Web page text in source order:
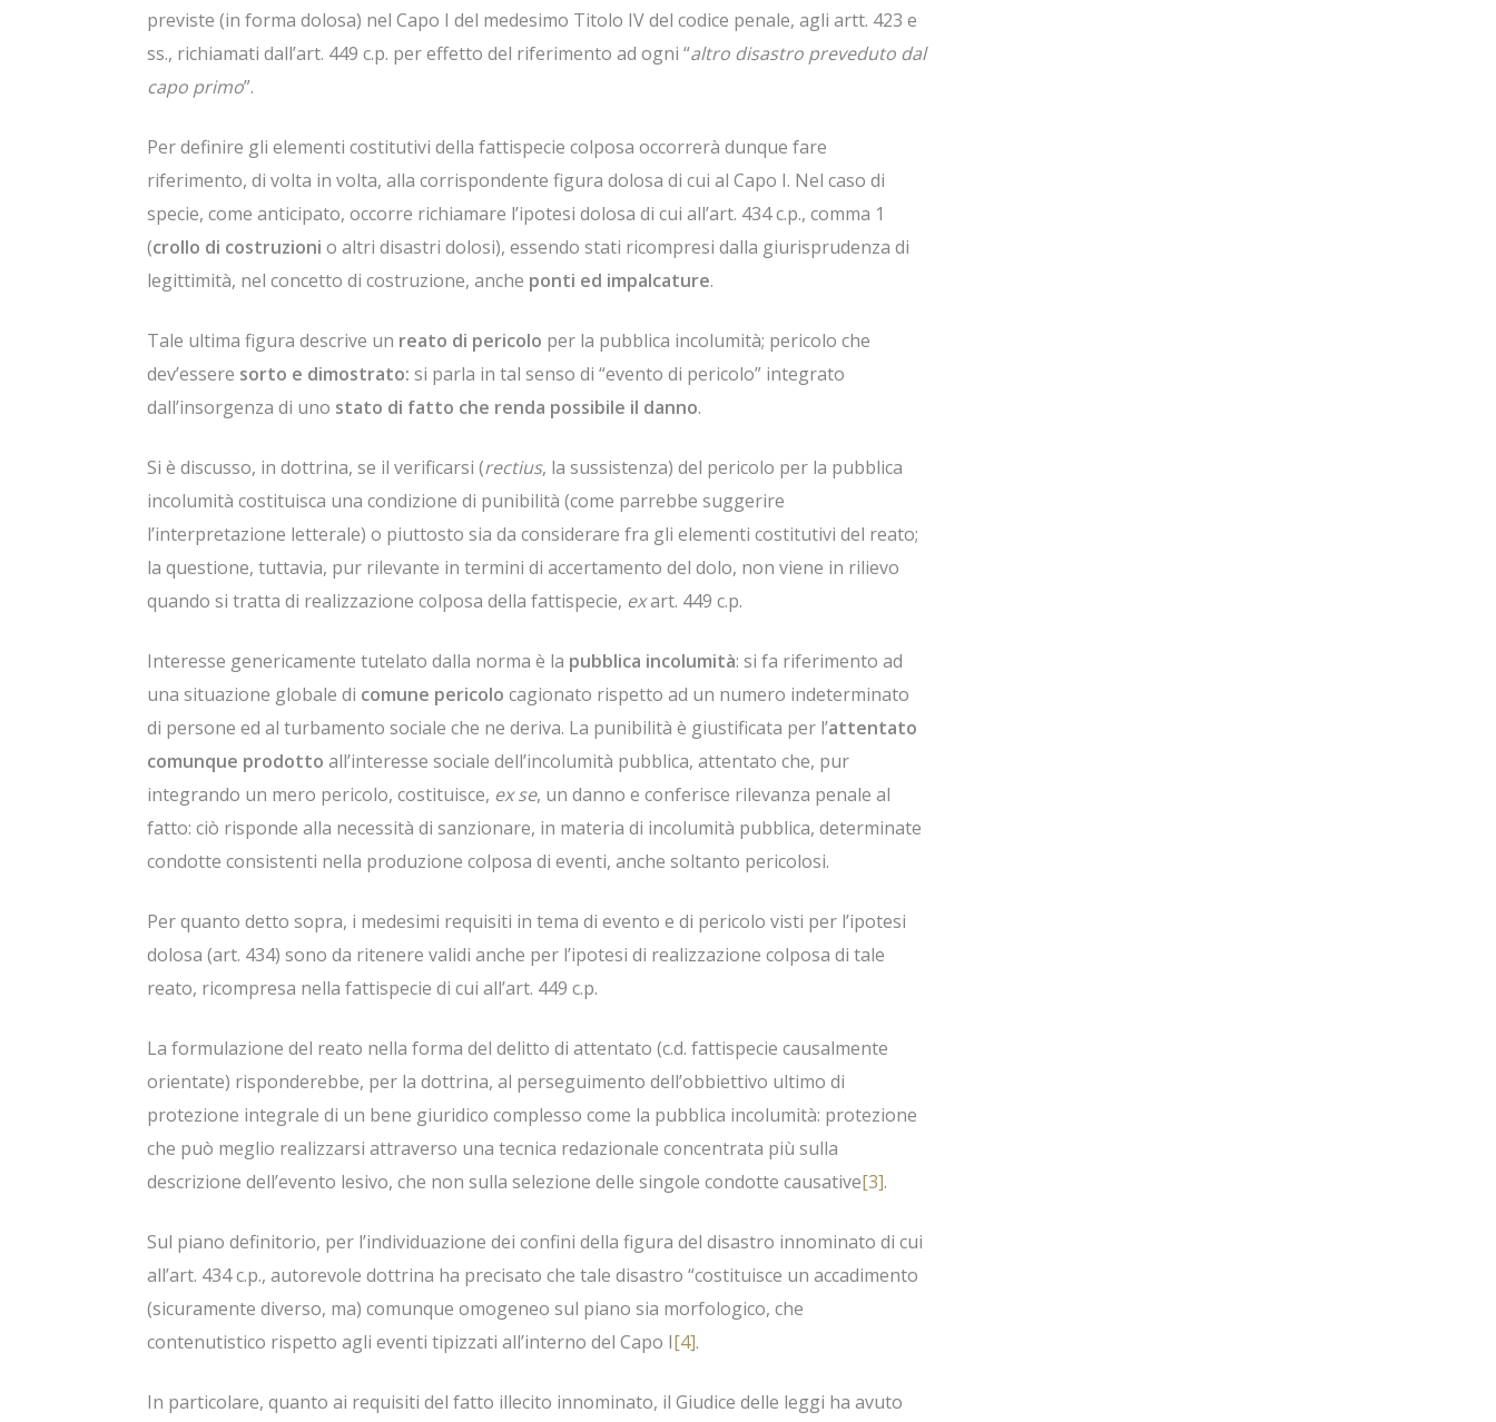
previste (in forma dolosa) nel Capo I del medesimo Titolo IV del codice penale, agli artt. 423 e
ss., richiamati dall’art. 449 c.p. per effetto del riferimento ad ogni “altro disastro preveduto dal
capo primo”.
Per definire gli elementi costitutivi della fattispecie colposa occorrerà dunque fare
riferimento, di volta in volta, alla corrispondente figura dolosa di cui al Capo I. Nel caso di
specie, come anticipato, occorre richiamare l’ipotesi dolosa di cui all’art. 434 c.p., comma 1
(crollo di costruzioni o altri disastri dolosi), essendo stati ricompresi dalla giurisprudenza di
legittimità, nel concetto di costruzione, anche ponti ed impalcature.
Tale ultima figura descrive un reato di pericolo per la pubblica incolumità; pericolo che
dev’essere sorto e dimostrato: si parla in tal senso di “evento di pericolo” integrato
dall’insorgenza di uno stato di fatto che renda possibile il danno.
Si è discusso, in dottrina, se il verificarsi (rectius, la sussistenza) del pericolo per la pubblica
incolumità costituisca una condizione di punibilità (come parrebbe suggerire
l’interpretazione letterale) o piuttosto sia da considerare fra gli elementi costitutivi del reato;
la questione, tuttavia, pur rilevante in termini di accertamento del dolo, non viene in rilievo
quando si tratta di realizzazione colposa della fattispecie, exart. 449 c.p.
Interesse genericamente tutelato dalla norma è la pubblica incolumità: si fa riferimento ad
una situazione globale di comune pericolo cagionato rispetto ad un numero indeterminato
di persone ed al turbamento sociale che ne deriva. La punibilità è giustificata per l’attentato
comunque prodotto all’interesse sociale dell’incolumità pubblica, attentato che, pur
integrando un mero pericolo, costituisce, ex se, un danno e conferisce rilevanza penale al
fatto: ciò risponde alla necessità di sanzionare, in materia di incolumità pubblica, determinate
condotte consistenti nella produzione colposa di eventi, anche soltanto pericolosi.
Per quanto detto sopra, i medesimi requisiti in tema di evento e di pericolo visti per l’ipotesi
dolosa (art. 434) sono da ritenere validi anche per l’ipotesi di realizzazione colposa di tale
reato, ricompresa nella fattispecie di cui all’art. 449 c.p.
La formulazione del reato nella forma del delitto di attentato (c.d. fattispecie causalmente
orientate) risponderebbe, per la dottrina, al perseguimento dell’obbiettivo ultimo di
protezione integrale di un bene giuridico complesso come la pubblica incolumità: protezione
che può meglio realizzarsi attraverso una tecnica redazionale concentrata più sulla
descrizione dell’evento lesivo, che non sulla selezione delle singole condotte causative[3].
Sul piano definitorio, per l’individuazione dei confini della figura del disastro innominato di cui
all’art. 434 c.p., autorevole dottrina ha precisato che tale disastro “costituisce un accadimento
(sicuramente diverso, ma) comunque omogeneo sul piano sia morfologico, che
contenutistico rispetto agli eventi tipizzati all’interno del Capo I[4].
In particolare, quanto ai requisiti del fatto illecito innominato, il Giudice delle leggi ha avuto